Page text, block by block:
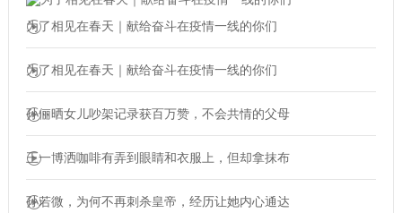
为了相见在春天｜献给奋斗在疫情一线的你们
为了相见在春天｜献给奋斗在疫情一线的你们
孙俪晒女儿吵架记录获百万赞，不会共情的父母
王一博洒咖啡有弄到眼睛和衣服上，但却拿抹布
孙若微，为何不再刺杀皇帝，经历让她内心通达